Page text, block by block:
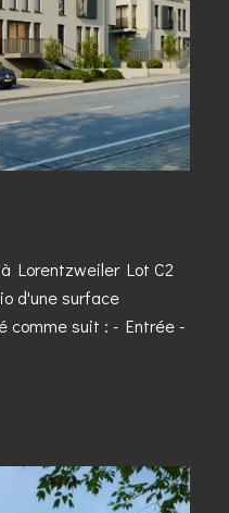
à Lorentzweiler Lot C2
d'une surface
comme suit : - Entrée -